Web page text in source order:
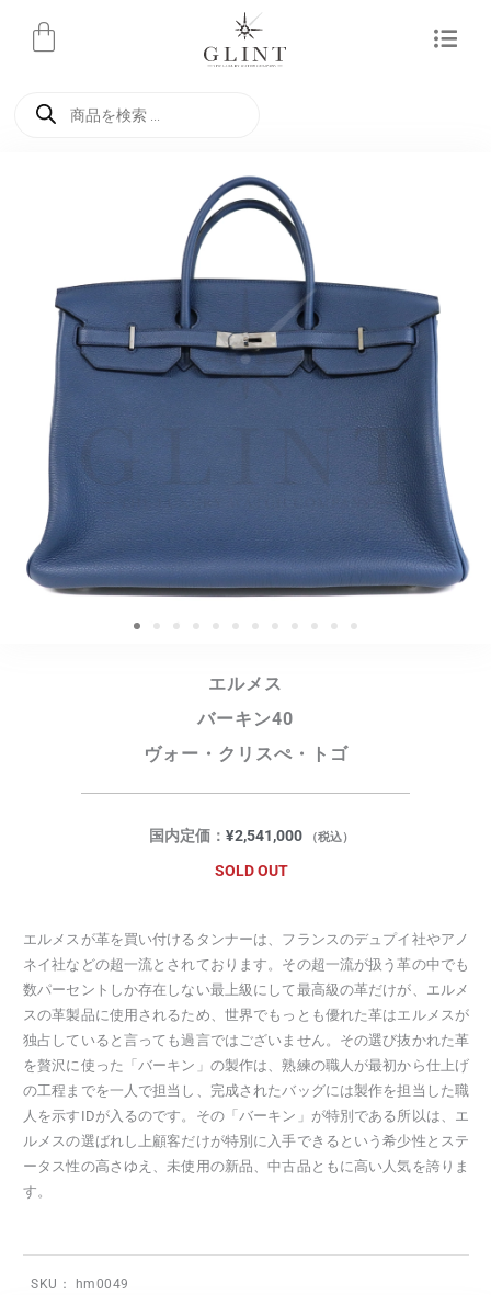
エルメス
バーキン40
ヴォー・クリスぺ・トゴ
国内定価： ¥2,541,000 （税込）
SOLD OUT
エルメスが革を買い付けるタンナーは、フランスのデュプイ社やアノ
ネイ社などの超一流とされております。その超一流が扱う革の中でも
数パーセントしか存在しない最上級にして最高級の革だけが、エルメ
スの革製品に使用されるため、世界でもっとも優れた革はエルメスが
独占していると言っても過言ではございません。その選び抜かれた革
を贅沢に使った「バーキン」の製作は、熟練の職人が最初から仕上げ
の工程までを一人で担当し、完成されたバッグには製作を担当した職
人を示すIDが入るのです。その「バーキン」が特別である所以は、エ
ルメスの選ばれし上顧客だけが特別に入手できるという希少性とステ
ータス性の高さゆえ、未使用の新品、中古品ともに高い人気を誇りま
す。
SKU： hm0049